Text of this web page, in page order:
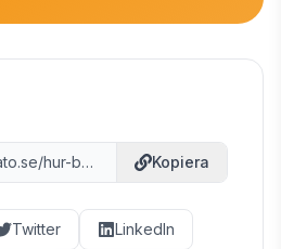
https://www.mrpotato.se/hur-bokfor-man Kopiera
Twitter LinkedIn